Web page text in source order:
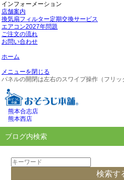
インフォーメーション
店舗案内
換気扇フィルター定期交換サービス
エアコン2027年問題
ご注文の流れ
お問い合わせ
ホーム
メニューを閉じる
パネルの開閉は左右のスワイプ操作（フリ
熊本合志店
熊本西店
ブログ内検索